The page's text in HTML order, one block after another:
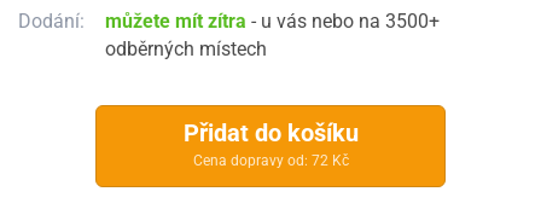
Dodání:
můžete mít zítra - u vás nebo na 3500+
odběrných místech
Přidat do košíku
Cena dopravy od: 72 Kč